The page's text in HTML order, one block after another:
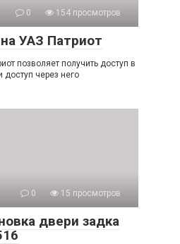
0 154 просмотров
УАЗ Патриот
позволяет получить доступ в
через него
0 15 просмотров
двери задка